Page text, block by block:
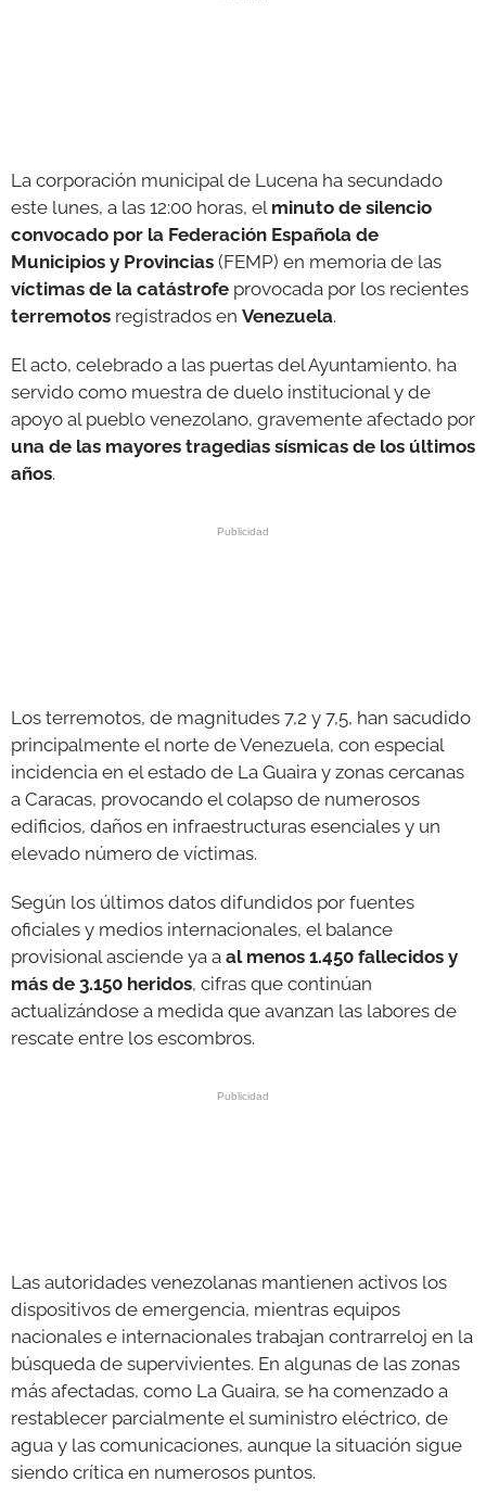
La corporación municipal de Lucena ha secundado
este lunes, a las 12:00 horas, el minuto de silencio
convocado por la Federación Española de
Municipios y Provincias (FEMP) en memoria de las
víctimas de la catástrofe provocada por los recientes
terremotos registrados en Venezuela.
El acto, celebrado a las puertas del Ayuntamiento, ha
servido como muestra de duelo institucional y de
apoyo al pueblo venezolano, gravemente afectado por
una de las mayores tragedias sísmicas de los últimos
años.
Los terremotos, de magnitudes 7,2 y 7,5, han sacudido
principalmente el norte de Venezuela, con especial
incidencia en el estado de La Guaira y zonas cercanas
a Caracas, provocando el colapso de numerosos
edificios, daños en infraestructuras esenciales y un
elevado número de víctimas.
Según los últimos datos difundidos por fuentes
oficiales y medios internacionales, el balance
provisional asciende ya a al menos 1.450 fallecidos y
más de 3.150 heridos, cifras que continúan
actualizándose a medida que avanzan las labores de
rescate entre los escombros.
Las autoridades venezolanas mantienen activos los
dispositivos de emergencia, mientras equipos
nacionales e internacionales trabajan contrarreloj en la
búsqueda de supervivientes. En algunas de las zonas
más afectadas, como La Guaira, se ha comenzado a
restablecer parcialmente el suministro eléctrico, de
agua y las comunicaciones, aunque la situación sigue
siendo crítica en numerosos puntos.